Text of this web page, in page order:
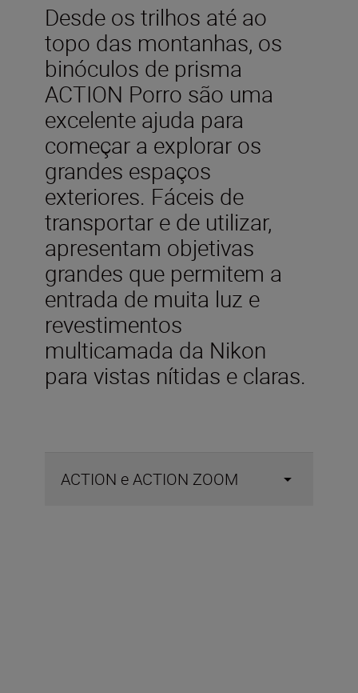
Desde os trilhos até ao
topo das montanhas, os
binóculos de prisma
ACTION Porro são uma
excelente ajuda para
começar a explorar os
grandes espaços
exteriores. Fáceis de
transportar e de utilizar,
apresentam objetivas
grandes que permitem a
entrada de muita luz e
revestimentos
multicamada da Nikon
para vistas nítidas e claras.
ACTION e ACTION ZOOM